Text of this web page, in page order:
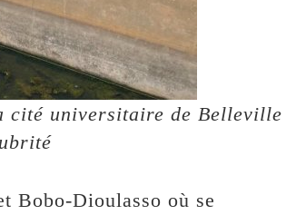
cité universitaire de Belleville
Bobo-Dioulasso où se